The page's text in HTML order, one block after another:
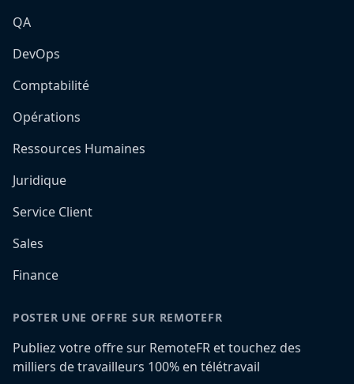
QA
DevOps
Comptabilité
Opérations
Ressources Humaines
Juridique
Service Client
Sales
Finance
POSTER UNE OFFRE SUR REMOTEFR
Publiez votre offre sur RemoteFR et touchez des
milliers de travailleurs 100% en télétravail